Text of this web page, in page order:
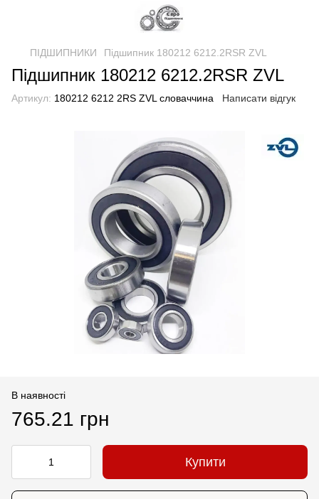
ПІДШИПНИКИ Підшипник 180212 6212.2RSR ZVL
Підшипник 180212 6212.2RSR ZVL
Артикул: 180212 6212 2RS ZVL словаччина Написати відгук
В наявності
765.21 грн
Купити